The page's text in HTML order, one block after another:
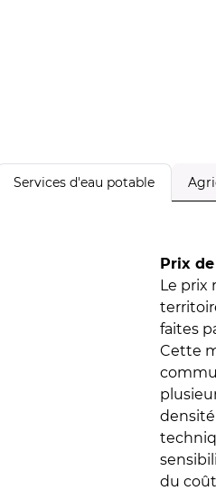
Services d'eau potable
Prix de
Le prix
faites
Cette
du